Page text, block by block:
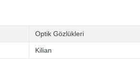
Optik Gözlükleri
Kilian